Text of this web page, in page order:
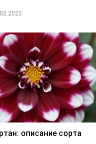
описание сорта